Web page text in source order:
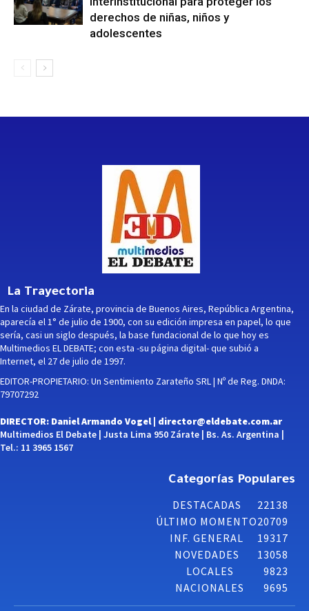
derechos de niñas, niños y
adolescentes
La Trayectoria
En la ciudad de Zárate, provincia de Buenos Aires, República Argentina,
aparecía el 1° de julio de 1900, con su edición impresa en papel, lo que
sería, casi un siglo después, la base fundacional de lo que hoy es
Multimedios EL DEBATE; con esta -su página digital- que subió a
Internet, el 27 de julio de 1997.
EDITOR-PROPIETARIO: Un Sentimiento Zarateño SRL | Nº de Reg. DNDA:
79707292
DIRECTOR: Daniel Armando Vogel | director@eldebate.com.ar
Multimedios El Debate | Justa Lima 950 Zárate | Bs. As. Argentina |
Tel.: 11 3965 1567
Categorías Populares
DESTACADAS
22138
ÚLTIMO MOMENTO20709
INF. GENERAL
19317
NOVEDADES
13058
LOCALES
9823
NACIONALES
9695